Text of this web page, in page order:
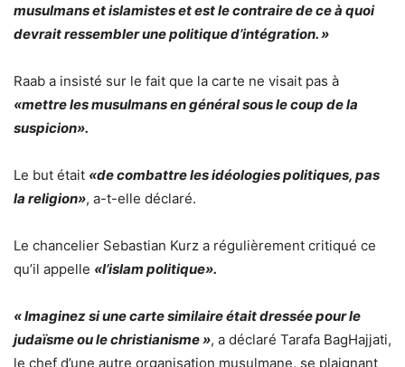
musulmans et islamistes et est le contraire de ce à quoi
devrait ressembler une politique d’intégration. »
Raab a insisté sur le fait que la carte ne visait pas à
«mettre les musulmans en général sous le coup de la
suspicion».
Le but était «de combattre les idéologies politiques, pas
la religion», a-t-elle déclaré.
Le chancelier Sebastian Kurz a régulièrement critiqué ce
qu’il appelle «l’islam politique».
« Imaginez si une carte similaire était dressée pour le
judaïsme ou le christianisme », a déclaré Tarafa BagHajjati,
le chef d’une autre organisation musulmane, se plaignant